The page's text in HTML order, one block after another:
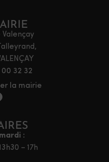
32 32
la mairie
:
– 17h